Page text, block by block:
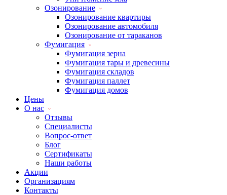
Озонирование
Озонирование квартиры
Озонирование автомобиля
Озонирование от тараканов
Фумигация
Фумигация зерна
Фумигация тары и древесины
Фумигация складов
Фумигация паллет
Фумигация домов
Цены
О нас
Отзывы
Специалисты
Вопрос-ответ
Блог
Сертификаты
Наши работы
Акции
Организациям
Контакты